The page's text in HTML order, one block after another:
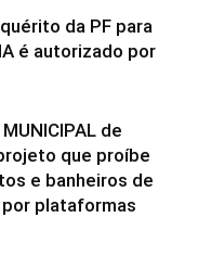
da PF para
é autorizado por
de
que proíbe
e banheiros de
plataformas